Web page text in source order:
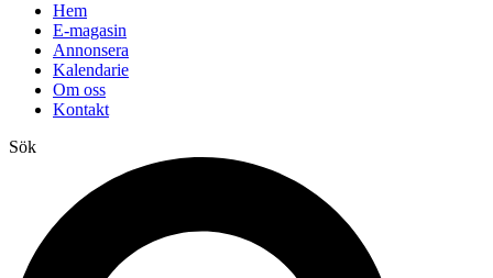
Hem
E-magasin
Annonsera
Kalendarie
Om oss
Kontakt
Sök